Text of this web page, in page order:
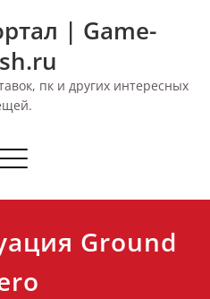
| Game-
пк и других интересных
Переключить
Ground